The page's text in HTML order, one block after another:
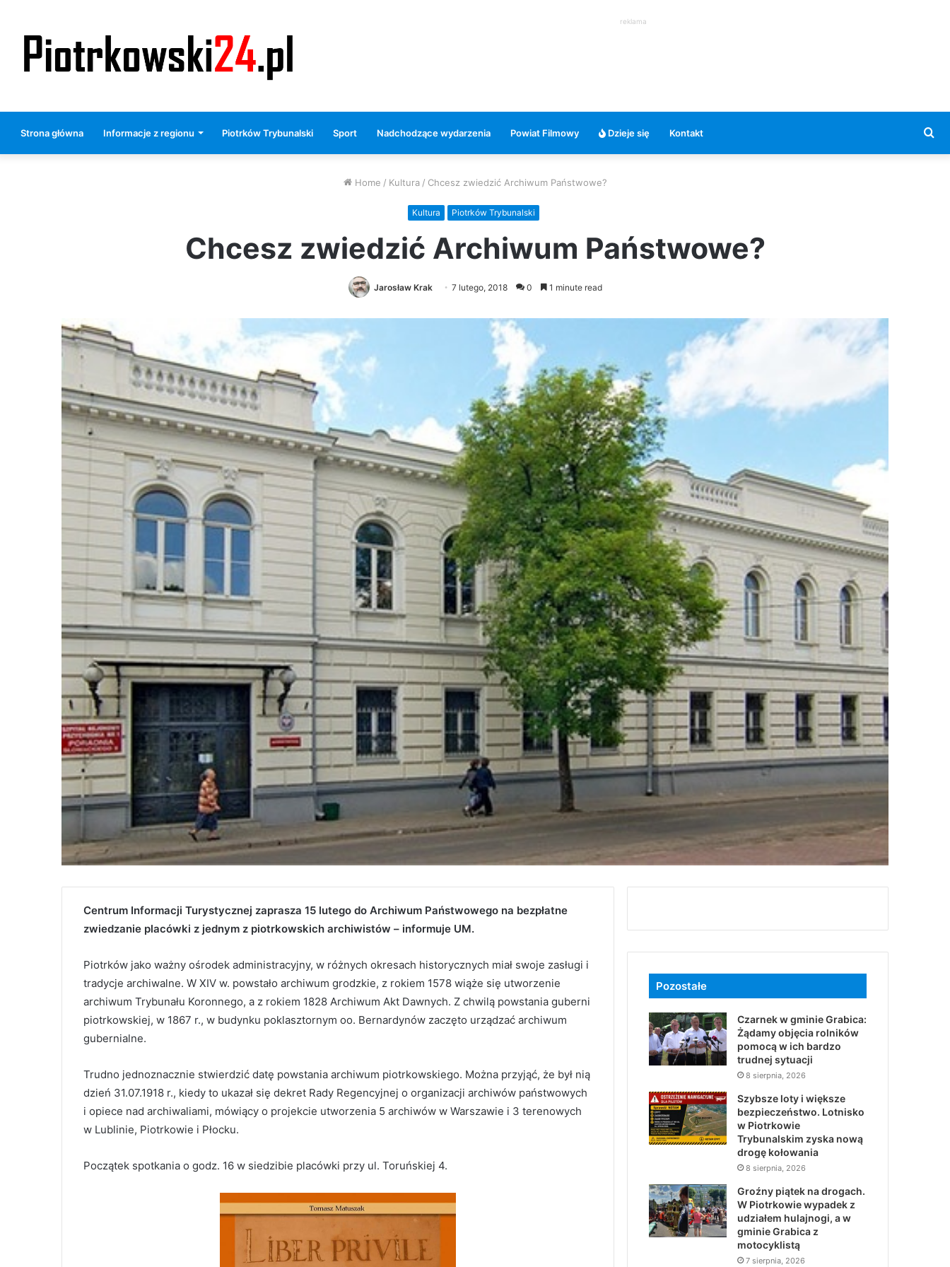
reklama
Strona główna Informacje z regionu Piotrków Trybunalski Sport Nadchodzące wydarzenia Powiat Filmowy Dzieje się Kontakt
Home / Kultura / Chcesz zwiedzić Archiwum Państwowe?
Kultura Piotrków Trybunalski
Chcesz zwiedzić Archiwum Państwowe?
Jarosław Krak 7 lutego, 2018 0 1 minute read
Centrum Informacji Turystycznej zaprasza 15 lutego do Archiwum Państwowego na bezpłatne
zwiedzanie placówki z jednym z piotrkowskich archiwistów – informuje UM.
Piotrków jako ważny ośrodek administracyjny, w różnych okresach historycznych miał swoje zasługi i
tradycje archiwalne. W XIV w. powstało archiwum grodzkie, z rokiem 1578 wiąże się utworzenie
archiwum Trybunału Koronnego, a z rokiem 1828 Archiwum Akt Dawnych. Z chwilą powstania guberni
piotrkowskiej, w 1867 r., w budynku poklasztornym oo. Bernardynów zaczęto urządzać archiwum
gubernialne.
Trudno jednoznacznie stwierdzić datę powstania archiwum piotrkowskiego. Można przyjąć, że był nią
dzień 31.07.1918 r., kiedy to ukazał się dekret Rady Regencyjnej o organizacji archiwów państwowych
i opiece nad archiwaliami, mówiący o projekcie utworzenia 5 archiwów w Warszawie i 3 terenowych
w Lublinie, Piotrkowie i Płocku.
Początek spotkania o godz. 16 w siedzibie placówki przy ul. Toruńskiej 4.
Pozostałe
Czarnek w gminie Grabica:
Żądamy objęcia rolników
pomocą w ich bardzo
trudnej sytuacji
8 sierpnia, 2026
Szybsze loty i większe
bezpieczeństwo. Lotnisko
w Piotrkowie
Trybunalskim zyska nową
drogę kołowania
8 sierpnia, 2026
Groźny piątek na drogach.
W Piotrkowie wypadek z
udziałem hulajnogi, a w
gminie Grabica z
motocyklistą
7 sierpnia, 2026